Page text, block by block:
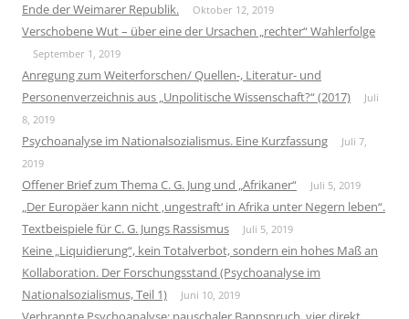
Ende der Weimarer Republik.
Oktober 12, 2019
Verschobene Wut – über eine der Ursachen „rechter“ Wahlerfolge
September 1, 2019
Anregung zum Weiterforschen/ Quellen-, Literatur- und
Personenverzeichnis aus „Unpolitische Wissenschaft?“ (2017)
Juli
8, 2019
Psychoanalyse im Nationalsozialismus. Eine Kurzfassung
Juli 7,
2019
Offener Brief zum Thema C. G. Jung und „Afrikaner“ Juli 5, 2019
„Der Europäer kann nicht ‚ungestraft‘ in Afrika unter Negern leben“.
Textbeispiele für C. G. Jungs Rassismus
Juli 5, 2019
Keine „Liquidierung“, kein Totalverbot, sondern ein hohes Maß an
Kollaboration. Der Forschungsstand (Psychoanalyse im
Nationalsozialismus, Teil 1)
Juni 10, 2019